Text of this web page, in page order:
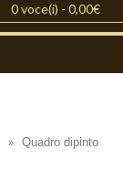
0 voce(i) - 0,00€
»
Quadro dipinto